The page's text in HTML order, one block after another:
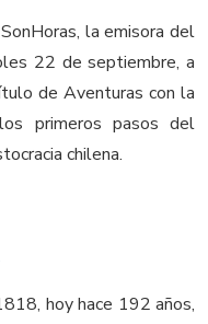
SonHoras, la emisora del
22 de septiembre, a
de Aventuras con la
primeros pasos del
chilena.
hoy hace 192 años,